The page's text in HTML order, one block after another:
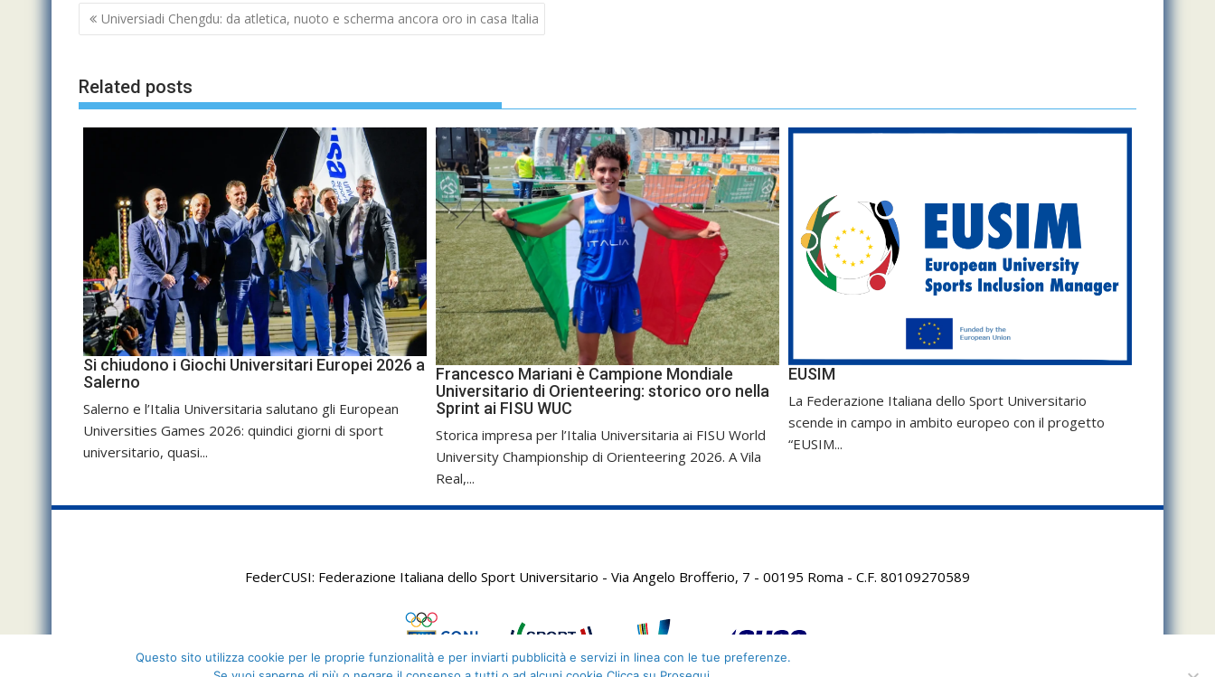
Navigazione
articoli
Universiadi Chengdu: da atletica, nuoto e scherma ancora oro in casa Italia
Related posts
Si chiudono i Giochi Universitari Europei 2026 a
Salerno
Salerno e l’Italia Universitaria salutano gli European
Universities Games 2026: quindici giorni di sport
universitario, quasi...
Francesco Mariani è Campione Mondiale
Universitario di Orienteering: storico oro nella
Sprint ai FISU WUC
Storica impresa per l’Italia Universitaria ai FISU World
University Championship di Orienteering 2026. A Vila
Real,...
EUSIM
La Federazione Italiana dello Sport Universitario
scende in campo in ambito europeo con il progetto
“EUSIM...
FederCUSI: Federazione Italiana dello Sport Universitario - Via Angelo Brofferio, 7 - 00195 Roma - C.F. 80109270589
Questo sito utilizza cookie per le proprie funzionalità e per inviarti pubblicità e servizi in linea con le tue preferenze.